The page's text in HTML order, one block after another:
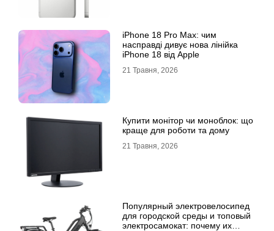
iPhone 18 Pro Max: чим
насправді дивує нова лінійка
iPhone 18 від Apple
21 Травня, 2026
Купити монітор чи моноблок: що
краще для роботи та дому
21 Травня, 2026
Популярный электровелосипед
для городской среды и топовый
электросамокат: почему их